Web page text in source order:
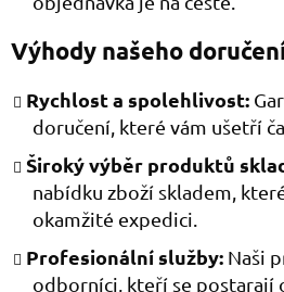
Výhody našeho
Rychlost a spolehlivost:
doručení, které vám ušetří
Široký výběr produktů
nabídku zboží skladem,
okamžité expedici.
Profesionální služby: Naši
odborníci, kteří se postarají